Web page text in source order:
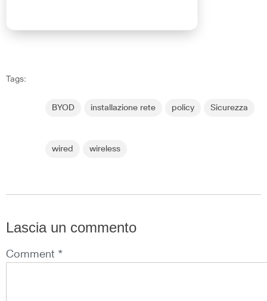
Tags:
BYOD installazione rete policy Sicurezza
wired wireless
Lascia un commento
Comment *